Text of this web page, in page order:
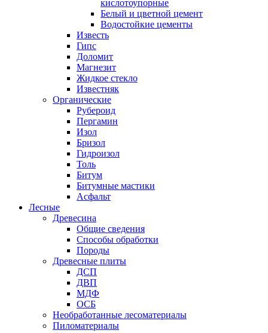
кислотоупорные
Белый и цветной цемент
Водостойкие цементы
Известь
Гипс
Доломит
Магнезит
Жидкое стекло
Известняк
Органические
Рубероид
Пергамин
Изол
Бризол
Гидроизол
Толь
Битум
Битумные мастики
Асфальт
Лесные
Древесина
Общие сведения
Способы обработки
Породы
Древесные плиты
ДСП
ДВП
МДФ
ОСБ
Необработанные лесоматериалы
Пиломатериалы